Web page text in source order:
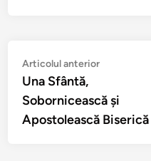
Navigare
în
articole
Articolul anteriorArticolul
Una Sfântă,
Sobornicească şi
Apostolească Biserică